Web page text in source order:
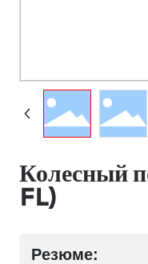
Колесный
FL)
Резюме: